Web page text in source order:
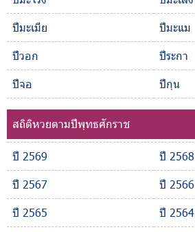
ปีมะเมีย
ปีมะแม
ปีวอก
ปีระกา
ปีจอ
ปีกุน
สถิติหวยตามปีพุทธศักราช
ปี 2569
ปี 2568
ปี 2567
ปี 2566
ปี 2565
ปี 2564